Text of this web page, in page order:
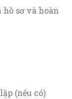
sơ và hoàn
(nếu có)